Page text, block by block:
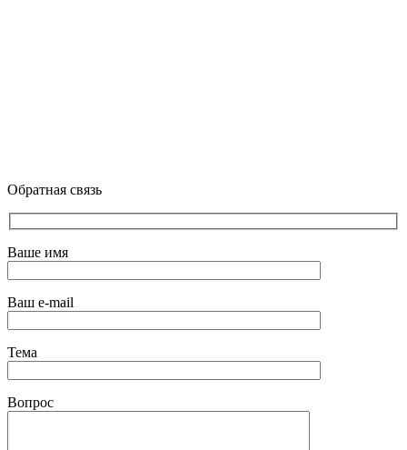
Обратная связь
Ваше имя
Ваш e-mail
Тема
Вопрос